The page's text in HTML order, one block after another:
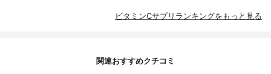
ビタミンCサプリランキングをもっと見る
関連おすすめクチコミ